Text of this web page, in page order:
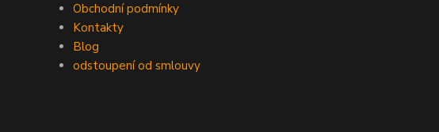
Obchodní podmínky
Kontakty
Blog
odstoupení od smlouvy